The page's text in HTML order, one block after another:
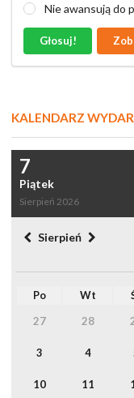
Nie awansują do
Głosuj!
KALENDARZ
7
Piątek
Sierpień 2026
Sierpień
Po Wt
27
28
3 4
10 11